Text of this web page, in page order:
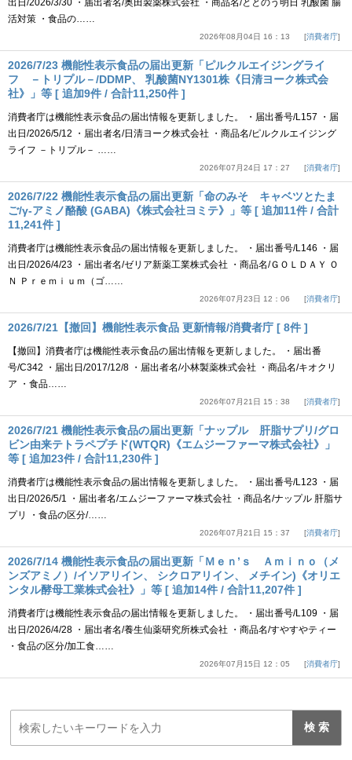
出日/2026/3/30 ・届出者名/奥田製薬株式会社 ・商品名/ととのう明日 乳酸菌 腸
活対策 ・食品の……
2026年08月04日 16：13 消費者庁
2026/7/23 機能性表示食品の届出更新「ピルクルエイジングライ
フ －トリプル－/DDMP、 乳酸菌NY1301株《日清ヨーク株式会
社》」等 [ 追加9件 / 合計11,250件 ]
消費者庁は機能性表示食品の届出情報を更新しました。 ・届出番号/L157 ・届
出日/2026/5/12 ・届出者名/日清ヨーク株式会社 ・商品名/ピルクルエイジング
ライフ －トリプル－ ……
2026年07月24日 17：27 消費者庁
2026/7/22 機能性表示食品の届出更新「命のみそ キャベツとたま
ご/γ-アミノ酪酸 (GABA)《株式会社ヨミテ》」等 [ 追加11件 / 合計
11,241件 ]
消費者庁は機能性表示食品の届出情報を更新しました。 ・届出番号/L146 ・届
出日/2026/4/23 ・届出者名/ゼリア新薬工業株式会社 ・商品名/ＧＯＬＤＡＹ Ｏ
Ｎ Ｐｒｅｍｉｕｍ（ゴ……
2026年07月23日 12：06 消費者庁
2026/7/21【撤回】機能性表示食品 更新情報/消費者庁 [ 8件 ]
【撤回】消費者庁は機能性表示食品の届出情報を更新しました。 ・届出番
号/C342 ・届出日/2017/12/8 ・届出者名/小林製薬株式会社 ・商品名/キオクリ
ア ・食品……
2026年07月21日 15：38 消費者庁
2026/7/21 機能性表示食品の届出更新「ナップル 肝脂サプリ/グロ
ビン由来テトラペプチド(WTQR)《エムジーファーマ株式会社》」
等 [ 追加23件 / 合計11,230件 ]
消費者庁は機能性表示食品の届出情報を更新しました。 ・届出番号/L123 ・届
出日/2026/5/1 ・届出者名/エムジーファーマ株式会社 ・商品名/ナップル 肝脂サ
プリ ・食品の区分/……
2026年07月21日 15：37 消費者庁
2026/7/14 機能性表示食品の届出更新「Ｍｅｎ’ｓ Ａｍｉｎｏ（メ
ンズアミノ）/イソアリイン、 シクロアリイン、 メチイン)《オリエ
ンタル酵母工業株式会社》」等 [ 追加14件 / 合計11,207件 ]
消費者庁は機能性表示食品の届出情報を更新しました。 ・届出番号/L109 ・届
出日/2026/4/28 ・届出者名/養生仙薬研究所株式会社 ・商品名/すやすやティー
・食品の区分/加工食……
2026年07月15日 12：05 消費者庁